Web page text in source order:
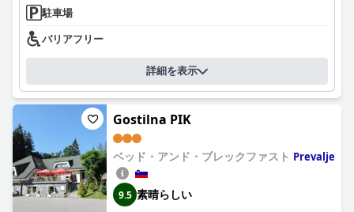
駐車場
バリアフリー
詳細を表示
Gostilna PIK
ベッド・アンド・ブレックファスト Prevalje
9.5 素晴らしい